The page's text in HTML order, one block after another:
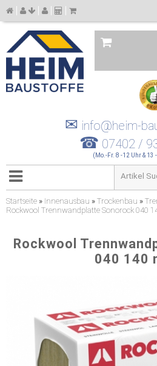
✉ info@heim-
☎ 07402 /
(Mo.-Fr. 8 -12 Uhr & 13
Startseite » Innenausbau » Trockenbau »
Rockwool Trennwandplatte Sonorock 040
Rockwool
040 140